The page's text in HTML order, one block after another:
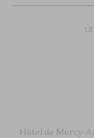
Hôtel de Mercy-